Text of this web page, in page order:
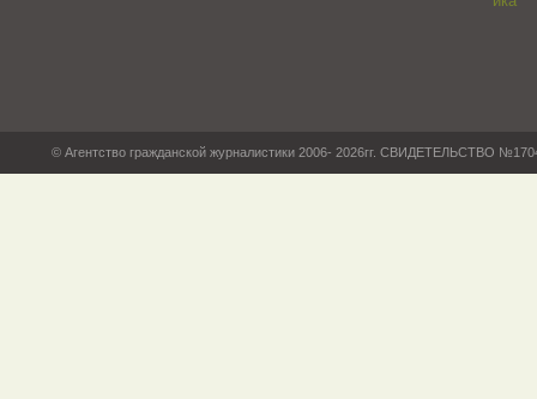
© Агентство гражданской журналистики 2006- 2026гг. СВИДЕТЕЛЬСТВО